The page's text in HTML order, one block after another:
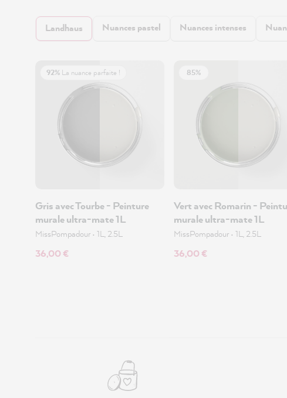
Landhaus Nuances pastel Nuances intenses
92% La nuance parfaite !
Gris avec Tourbe - Peinture
murale ultra-mate 1L
MissPompadour • 1L, 2.5L
36,00 €
85%
Vert avec Romarin -
murale ultra-mate 1L
MissPompadour • 1L, 2.5L
36,00 €